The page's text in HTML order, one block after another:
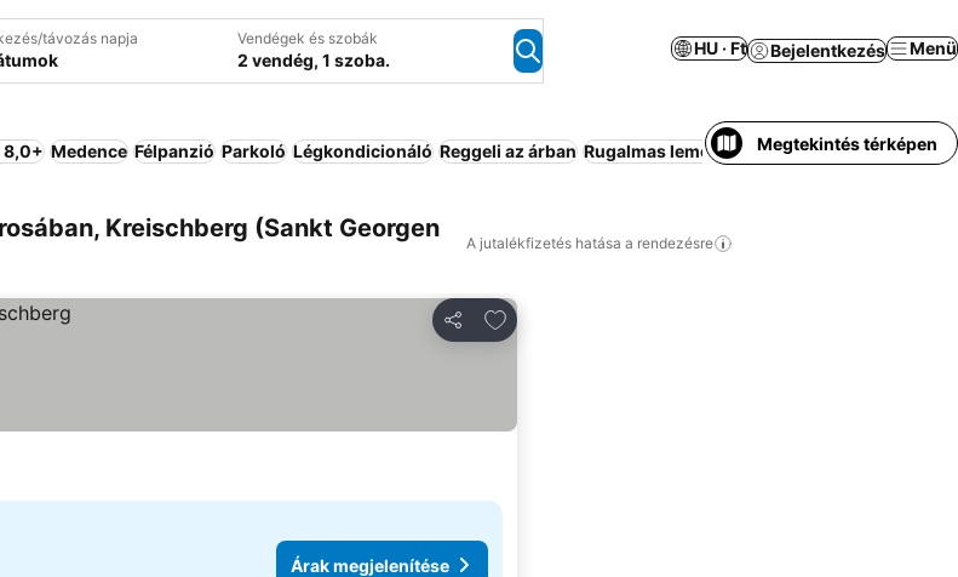
távozás napja Vendégek és szobák
2 vendég, 1 szoba.
HU · Ft Bejelentkezés Menü
8,0+ Medence Félpanzió Parkoló Légkondicionáló Reggeli az árban Rugalmas lemondás Megtekintés térképen
Kreischberg (Sankt Georgen
A jutalékfizetés hatása a rendezésre
Megosztás
Hozzáadás a kedvencekhez
Árak megjelenítése